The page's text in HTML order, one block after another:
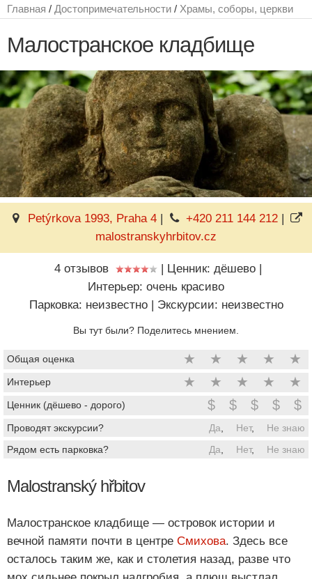
Главная / Достопримечательности / Храмы, соборы, церкви
Малостранское кладбище
Petýrkova 1993, Praha 4| +420 211 144 212 |
malostranskyhrbitov.cz
4 отзывов | Ценник: дёшево |
Интерьер: очень красиво
Парковка: неизвестно | Экскурсии: неизвестно
Вы тут были? Поделитесь мнением.
Общая оценка ★ ★ ★ ★ ★
Интерьер ★ ★ ★ ★ ★
Ценник (дёшево - дорого) $ $ $ $ $
Проводят экскурсии? Да Нет,
Не знаю
Рядом есть парковка?
Да Нет, Не знаю
Malostranský hřbitov
Малостранское кладбище — островок истории и
вечной памяти почти в центре Смихова. Здесь все
осталось таким же, как и столетия назад, разве что